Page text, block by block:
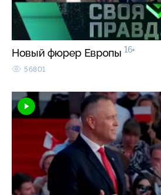
Новый фюрер Европы 16+
56801